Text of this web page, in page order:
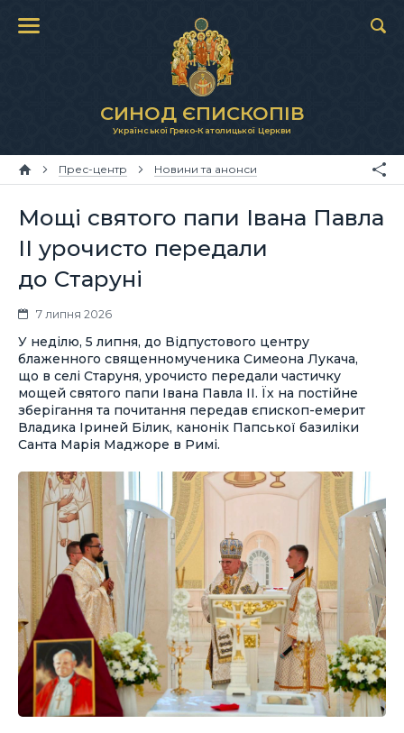
СИНОД ЄПИСКОПІВ
Української Греко-Католицької Церкви
Прес-центр Новини та анонси
Мощі святого папи Івана Павла
ІІ урочисто передали
до Старуні
7 липня 2026
У неділю, 5 липня, до Відпустового центру
блаженного священномученика Симеона Лукача,
що в селі Старуня, урочисто передали частичку
мощей святого папи Івана Павла ІІ. Їх на постійне
зберігання та почитання передав єпископ-емерит
Владика Іриней Білик, канонік Папської базиліки
Санта Марія Маджоре в Римі.